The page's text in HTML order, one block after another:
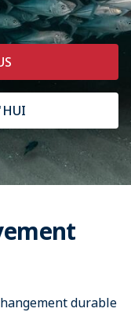
durable